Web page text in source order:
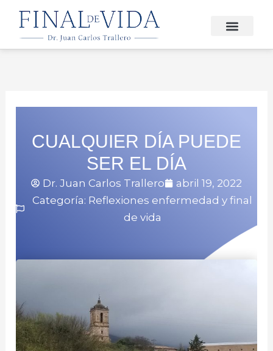
contenido
CUALQUIER DÍA PUEDE
SER EL DÍA
Dr. Juan Carlos Trallero
abril 19, 2022
Categoría: Reflexiones enfermedad y final
de vida